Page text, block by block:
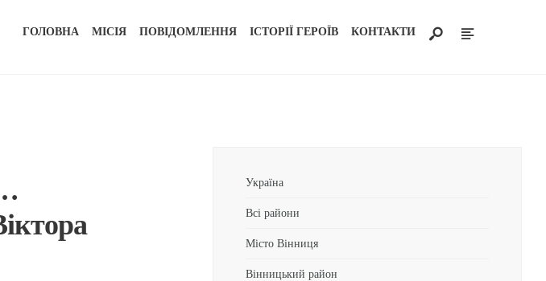
ГОЛОВНА МІСІЯ ПОВІДОМЛЕННЯ ІСТОРІЇ ГЕРОЇВ КОНТАКТИ
Україна
Всі райони
Місто Вінниця
Вінницький район